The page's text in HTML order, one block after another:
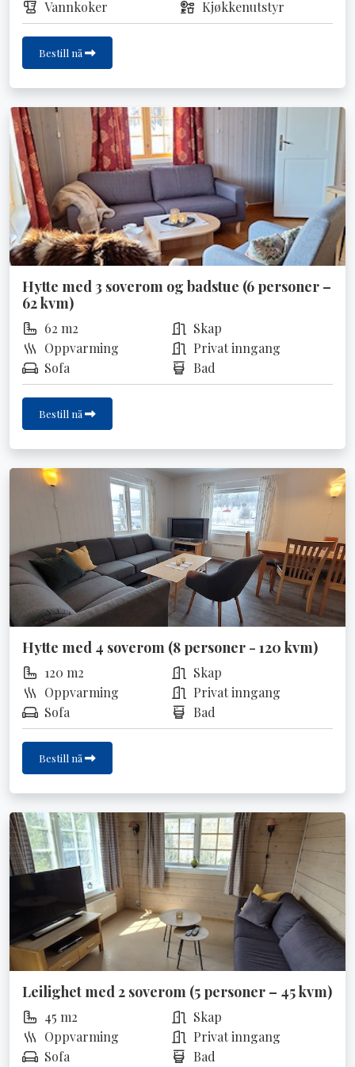
Vannkoker Kjøkkenutstyr
Bestill nå
Hytte med 3 soverom og badstue (6 personer –
62 kvm)
62 m2
Skap
Oppvarming
Privat inngang
Sofa
Bad
Bestill nå
Hytte med 4 soverom (8 personer - 120 kvm)
120 m2
Skap
Oppvarming
Privat inngang
Sofa
Bad
Bestill nå
Leilighet med 2 soverom (5 personer – 45 kvm)
45 m2
Skap
Oppvarming
Privat inngang
Sofa
Bad